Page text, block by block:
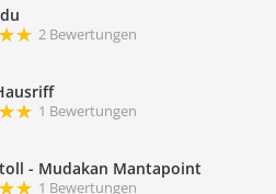
2 Bewertungen
1 Bewertungen
- Mudakan Mantapoint
1 Bewertungen